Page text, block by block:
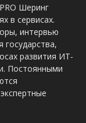
Шеринг
в сервисах.
интервью
государства,
развития ИТ-
Постоянными